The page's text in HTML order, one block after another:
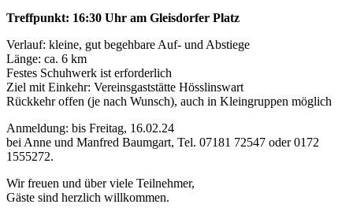
Treffpunkt: 16:30 Uhr am Gleisdorfer Platz
Verlauf: kleine, gut begehbare Auf- und Abstiege
Länge: ca. 6 km
Festes Schuhwerk ist erforderlich
Ziel mit Einkehr: Vereinsgaststätte Hösslinswart
Rückkehr offen (je nach Wunsch), auch in Kleingruppen möglich
Anmeldung: bis Freitag, 16.02.24
bei Anne und Manfred Baumgart, Tel. 07181 72547 oder 0172
1555272.
Wir freuen und über viele Teilnehmer,
Gäste sind herzlich willkommen.